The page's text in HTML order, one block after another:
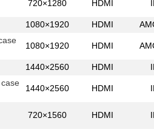
720×1280 HDMI
1080×1920 HDMI
1080×1920 HDMI
1440×2560 HDMI
1440×2560 HDMI
720×1560 HDMI